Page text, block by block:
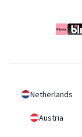
Netherlands
Austria